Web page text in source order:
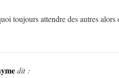
toujours attendre des autres
dit :